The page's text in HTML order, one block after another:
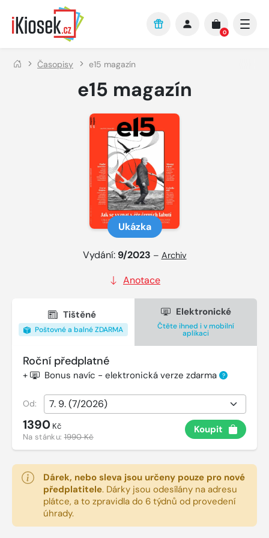
Přejít na hlavní obsah
0
Časopisy e15 magazín
e15 magazín
Ukázka
Vydání: 9/2023 – Archiv
Anotace
Tištěné
Poštovné a balné ZDARMA
Elektronické
Čtěte ihned i v mobilní
aplikaci
Roční předplatné
+ Bonus navíc - elektronická verze zdarma ?
Od:
1390 Kč
Na stánku:1990 Kč
Koupit
Dárek, nebo sleva jsou určeny pouze pro nové
předplatitele. Dárky jsou odesílány na adresu
plátce, a to zpravidla do 6 týdnů od provedení
úhrady.